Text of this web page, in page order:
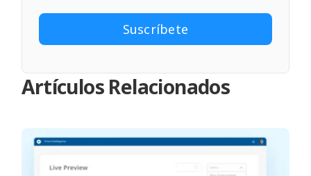
Artículos Relacionados